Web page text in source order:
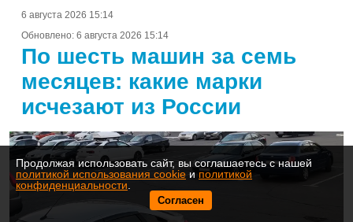
6 августа 2026 15:14
Обновлено: 6 августа 2026 15:14
По шесть машин за семь
месяцев: какие марки
исчезают из России
Продолжая использовать сайт, вы соглашаетесь с нашей
политикой использования cookie и политикой
конфиденциальности
Согласен